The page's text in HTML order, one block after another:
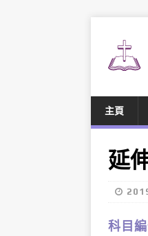
主頁
延
科目